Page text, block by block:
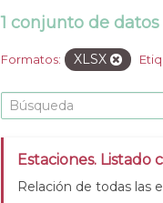
1 conjunto de
Formatos: XLSX
Estaciones. Listado
Relación de todas las